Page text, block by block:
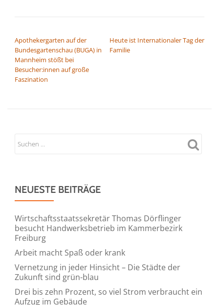
Apothekergarten auf der
Bundesgartenschau (BUGA) in
Mannheim stößt bei
Besucher:innen auf große
Faszination
Heute ist Internationaler Tag der
Familie
NEUESTE BEITRÄGE
Wirtschaftsstaatssekretär Thomas Dörflinger
besucht Handwerksbetrieb im Kammerbezirk
Freiburg
Arbeit macht Spaß oder krank
Vernetzung in jeder Hinsicht – Die Städte der
Zukunft sind grün-blau
Drei bis zehn Prozent, so viel Strom verbraucht ein
Aufzug im Gebäude